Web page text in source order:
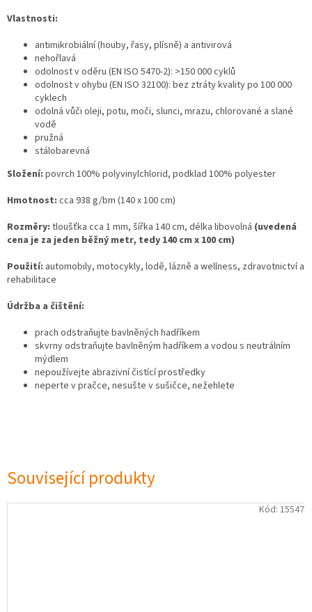
Související produkty
Kód: 15547
Vlastnosti:
antimikrobiální (houby, řasy, plísně) a antivirová
nehořlavá
odolnost v oděru (EN ISO 5470-2): >150 000 cyklů
odolnost v ohybu (EN ISO 32100): bez ztráty kvality po 100 000
cyklech
odolná vůči oleji, potu, moči, slunci, mrazu, chlorované a slané
vodě
pružná
stálobarevná
Složení: povrch 100% polyvinylchlorid, podklad 100% polyester
Hmotnost: cca 938 g/bm (140 x 100 cm)
Rozměry: tloušťka cca 1 mm, šířka 140 cm, délka libovolná (uvedená
cena je za jeden běžný metr, tedy 140 cm x 100 cm)
Použití: automobily, motocykly, lodě, lázně a wellness, zdravotnictví a
rehabilitace
Údržba a čištění:
prach odstraňujte bavlněných hadříkem
skvrny odstraňujte bavlněným hadříkem a vodou s neutrálním
mýdlem
nepoužívejte abrazivní čistící prostředky
neperte v pračce, nesušte v sušičce, nežehlete